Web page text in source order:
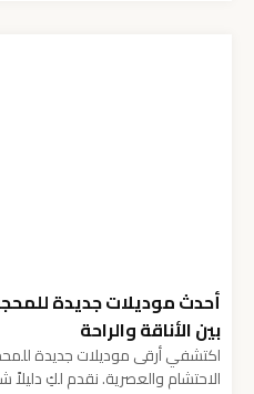
بين الأناقة والراحة
الاحتشام والعصرية. نقدم لكِ دليلاً